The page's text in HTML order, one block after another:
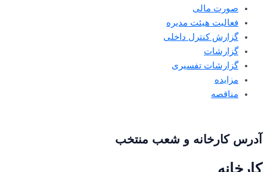
صورت مالی
فعالیت هیئت مدیره
گزارش کنترل داخلی
گزارشات
گزارشات تفسیری
مزایده
مناقصه
آدرس کارخانه و شعب منتخب
کارخانه